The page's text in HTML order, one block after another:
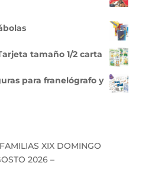
tamaño 1/2 carta
para franelógrafo y
XIX DOMINGO
2026 –